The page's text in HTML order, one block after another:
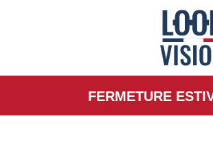
FERMETURE